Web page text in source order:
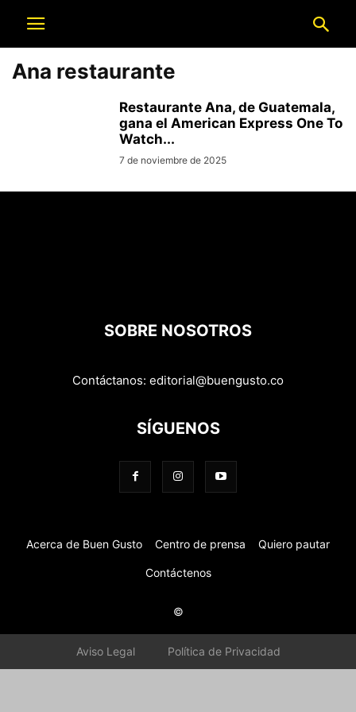
Ana restaurante
Restaurante Ana, de Guatemala,
gana el American Express One To
Watch...
7 de noviembre de 2025
SOBRE NOSOTROS
Contáctanos: editorial@buengusto.co
SÍGUENOS
Acerca de Buen Gusto Centro de prensa Quiero pautar
Contáctenos
©
Aviso Legal Política de Privacidad